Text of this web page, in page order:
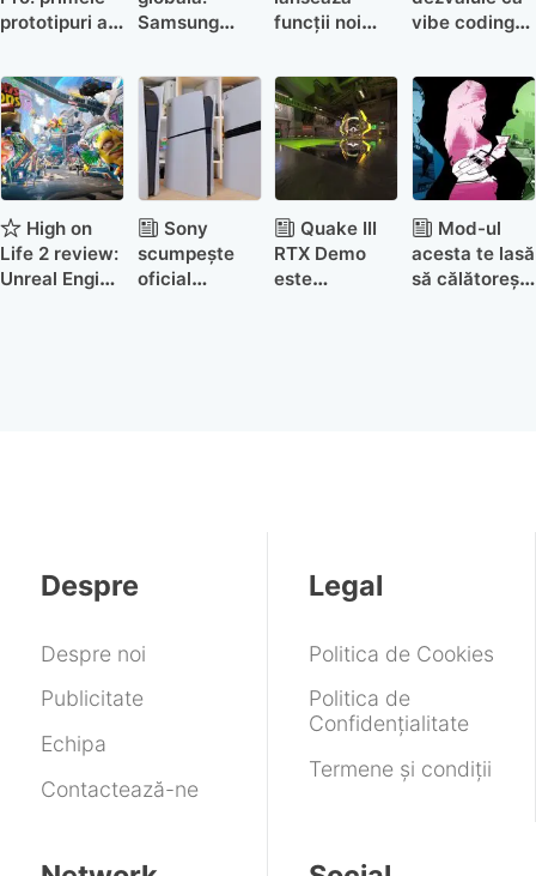
prototipuri au
curved
Samsung
apel
comercial
vRAN,
pregătind
terenul pentru
6G
funcții noi
CarPlay,
Android Auto
și documente
PDF
vibe coding-
multe breșe
de securitate
High on
Life 2 review:
Unreal Engine
Sony
scumpește
oficial
Quake III
RTX Demo
este
Mod-ul
acesta te lasă
să călătorești
Despre
Despre noi
Publicitate
Echipa
Contactează-ne
Legal
Politica de Cookies
Politica de
Confidențialitate
Termene și condiții